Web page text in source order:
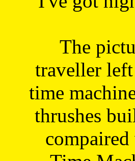
The
traveller
time
thrushes